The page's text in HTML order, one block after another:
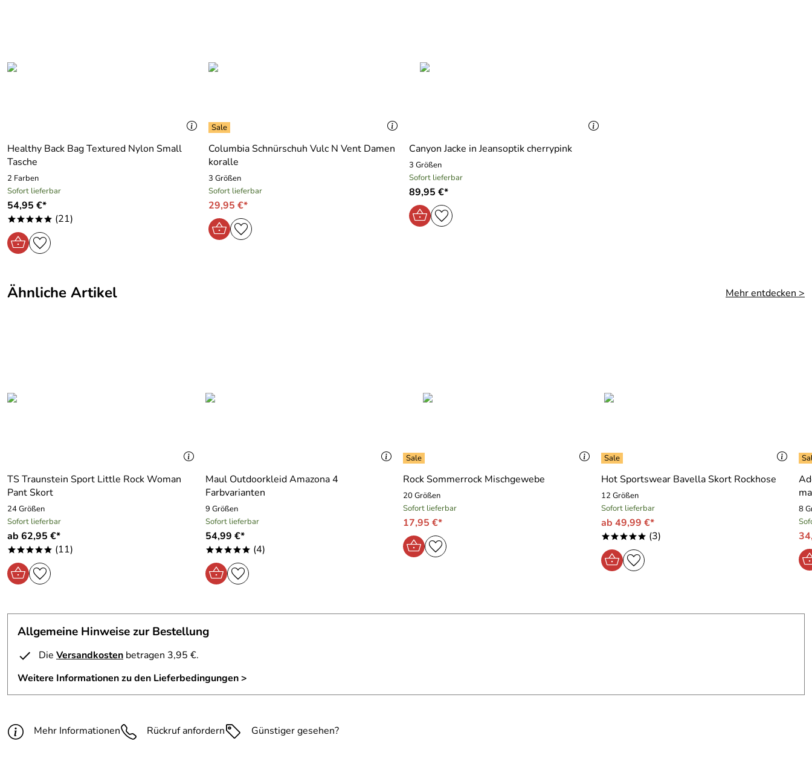
Material:
100 % Baumwolle
Healthy Back Bag Textured Nylon Small
Tasche
2 Farben
Sofort lieferbar
54,95 €*
***** (21)
Columbia Schnürschuh Vulc N Vent Damen
koralle
3 Größen
Sofort lieferbar
29,95 €*
Canyon Jacke in Jeansoptik cherrypink
3 Größen
Sofort lieferbar
89,95 €*
Ähnliche Artikel Mehr entdecken >
TS Traunstein Sport Little Rock Woman
Pant Skort
24 Größen
Sofort lieferbar
ab 62,95 €*
***** (11)
Maul Outdoorkleid Amazona 4
Farbvarianten
9 Größen
Sofort lieferbar
54,99 €*
***** (4)
Rock Sommerrock Mischgewebe
20 Größen
Sofort lieferbar
17,95 €*
Hot Sportswear Bavella Skort Rockhose
12 Größen
Sofort lieferbar
ab 49,99 €*
***** (3)
8
Allgemeine Hinweise zur Bestellung
Die Versandkosten betragen 3,95 €.
Weitere Informationen zu den Lieferbedingungen >
Mehr Informationen Rückruf anfordern Günstiger gesehen?